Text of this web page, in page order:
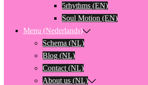
5rhythms (EN)
Soul Motion (EN)
Menu (Nederlands)
Schema (NL)
Blog (NL)
Contact (NL)
About us (NL)